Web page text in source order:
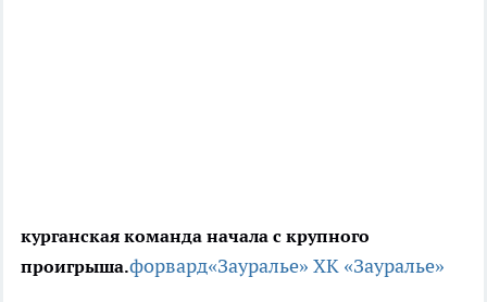
курганская команда начала с крупного
проигрыша.форвард«Зауралье» ХК «Зауралье»